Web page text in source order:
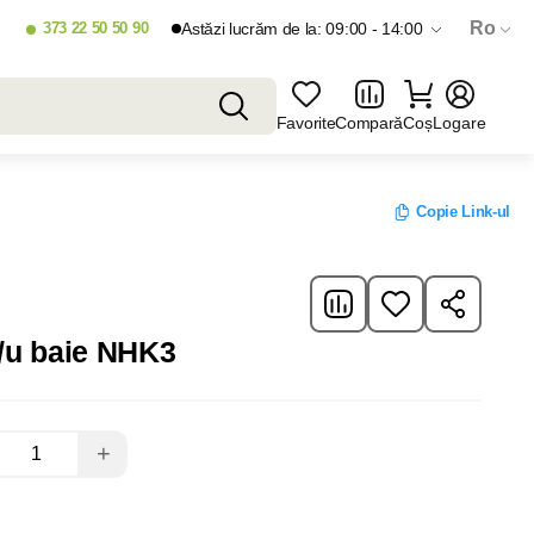
373 22 50 50 90 Astăzi lucrăm de la: 09:00 - 14:00 Ro
FavoriteComparăCoșLogare
Copie Link-ul
baie NHK3
+